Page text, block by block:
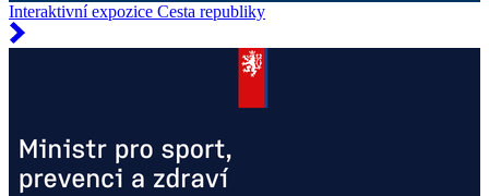
Interaktivní expozice Cesta republiky